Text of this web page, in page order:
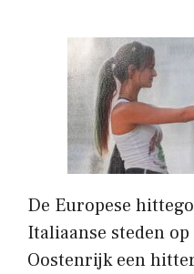
De Europese
Italiaanse steden
Oostenrijk een